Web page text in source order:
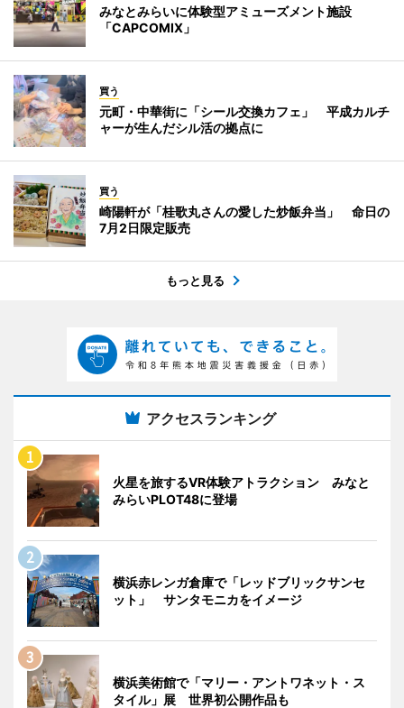
みなとみらいに体験型アミューズメント施設
「CAPCOMIX」
買う
元町・中華街に「シール交換カフェ」 平成カルチ
ャーが生んだシル活の拠点に
買う
崎陽軒が「桂歌丸さんの愛した炒飯弁当」 命日の
7月2日限定販売
もっと見る
アクセスランキング
火星を旅するVR体験アトラクション みなと
みらいPLOT48に登場
横浜赤レンガ倉庫で「レッドブリックサンセ
ット」 サンタモニカをイメージ
横浜美術館で「マリー・アントワネット・ス
タイル」展 世界初公開作品も